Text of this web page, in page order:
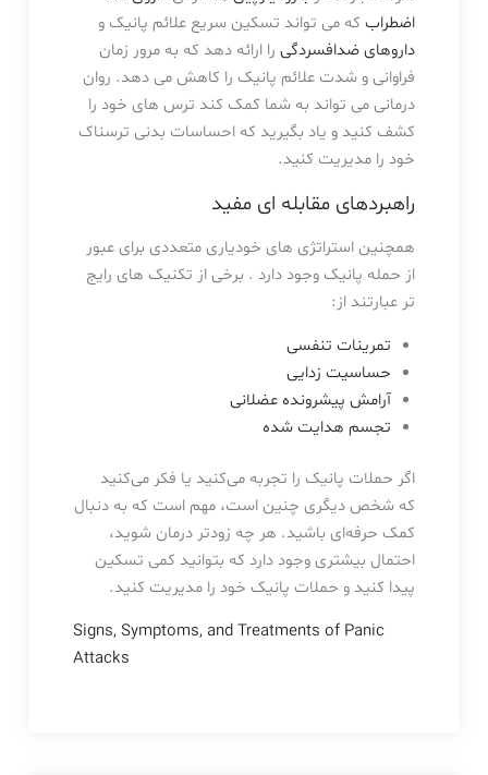
اضطراب که می تواند تسکین سریع علائم پانیک و
داروهای ضدافسردگیرا ارائه دهد که به مرور زمان
فراوانی و شدت علائم پانیک را کاهش می دهد. روان
درمانی می تواند به شما کمک کند ترس های خود را
کشف کنید و یاد بگیرید که احساسات بدنی ترسناک
خود را مدیریت کنید.
راهبردهای مقابله ای مفید
همچنین استراتژی های خودیاری متعددی برای عبور
از حمله پانیک وجود دارد . برخی از تکنیک های رایج
تر عبارتند از:
تمرینات تنفسی
حساسیت زدایی
آرامش پیشرونده عضلانی
تجسم هدایت شده
اگر حملات پانیک را تجربه می‌کنید یا فکر می‌کنید
که شخص دیگری چنین است، مهم است که به دنبال
کمک حرفه‌ای باشید. هر چه زودتر درمان شوید،
احتمال بیشتری وجود دارد که بتوانید کمی تسکین
پیدا کنید و حملات پانیک خود را مدیریت کنید.
Signs, Symptoms, and Treatments of Panic
Attacks